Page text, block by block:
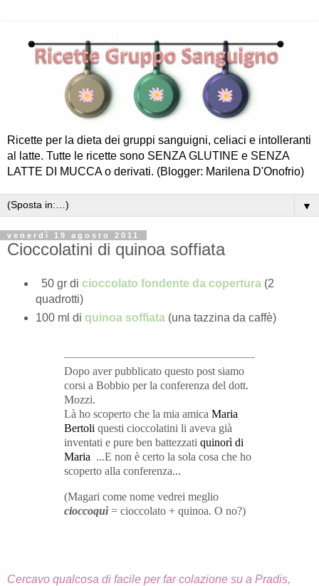
Ricette per la dieta dei gruppi sanguigni, celiaci e intolleranti
al latte. Tutte le ricette sono SENZA GLUTINE e SENZA
LATTE DI MUCCA o derivati. (Blogger: Marilena D'Onofrio)
▼
venerdì 19 agosto 2011
Cioccolatini di quinoa soffiata
50 gr di cioccolato fondente da copertura(2
quadrotti)
100 ml di quinoa soffiata(una tazzina da caffè)
Dopo aver pubblicato questo post siamo
corsi a Bobbio per la conferenza del dott.
Mozzi.
Là ho scoperto che la mia amica Maria
Bertoli questi cioccolatini li aveva già
inventati e pure ben battezzati quinorì di
Maria ...E non è certo la sola cosa che ho
scoperto alla conferenza...
(Magari come nome vedrei meglio
cioccoquì = cioccolato + quinoa. O no?)
Cercavo qualcosa di facile per far colazione su a Pradis,